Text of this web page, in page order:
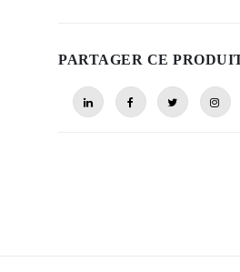
PARTAGER CE